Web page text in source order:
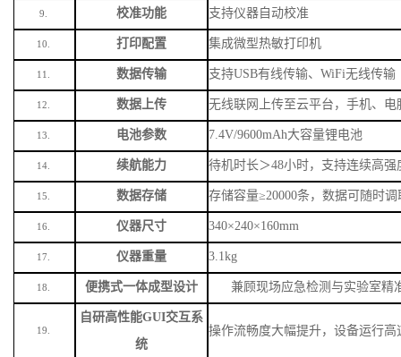
9. 校准功能 支持仪器自动校准
10. 打印配置 集成微型热敏打印机
11. 数据传输 支持USB有线传输、WiFi无线传输
12. 数据上传 无线联网上传至云平台，手机、
13. 电池参数 7.4V/9600mAh大容量锂电池
14. 续航能力 待机时长＞48小时，支持连续高
15. 数据存储 存储容量≥20000条，数据可随时
16. 仪器尺寸 340×240×160mm
17. 仪器重量 3.1kg
18. 便携式一体成型设计 兼顾现场应急检测与实验室精
19.
自研高性能GUI交互系
统
操作流畅度大幅提升，设备运行